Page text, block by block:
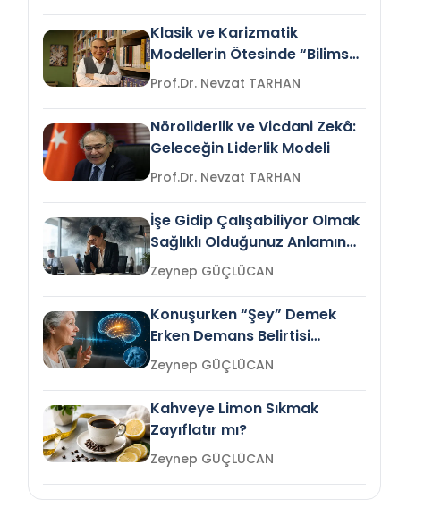
Klasik ve Karizmatik
Modellerin Ötesinde “Bilimsel
Liderlik”
Prof.Dr. Nevzat TARHAN
Nöroliderlik ve Vicdani Zekâ:
Geleceğin Liderlik Modeli
Prof.Dr. Nevzat TARHAN
İşe Gidip Çalışabiliyor Olmak
Sağlıklı Olduğunuz Anlamına
Gelir mi?Zeynep GÜÇLÜCAN
Konuşurken “Şey” Demek
Erken Demans Belirtisi
Olabilir mi?Zeynep GÜÇLÜCAN
Kahveye Limon Sıkmak
Zayıflatır mı?
Zeynep GÜÇLÜCAN